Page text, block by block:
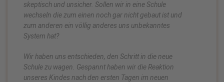
skeptisch und unsicher. Sollen wir in eine Schule
wechseln die zum einen noch gar nicht gebaut ist und
zum anderen ein völlig anderes uns unbekanntes
System hat?
Wir haben uns entschieden, den Schritt in die neue
Schule zu wagen. Gespannt haben wir die Reaktion
unseres Kindes nach den ersten Tagen im neuen